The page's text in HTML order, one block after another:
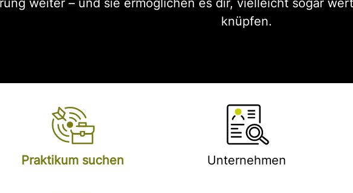
knüpfen.
Praktikum suchen Unternehmen